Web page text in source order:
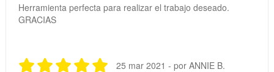
Herramienta perfecta para realizar el trabajo deseado.
GRACIAS
25 mar 2021 - por ANNIE B.